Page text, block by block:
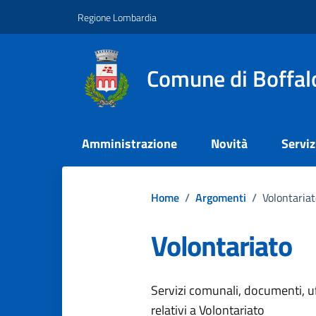
Regione Lombardia
Comune di
Amministrazione Novità
Home / Argomenti /
Volontariato
Dettagli
Servizi comunali, documenti,
relativi a Volontariato